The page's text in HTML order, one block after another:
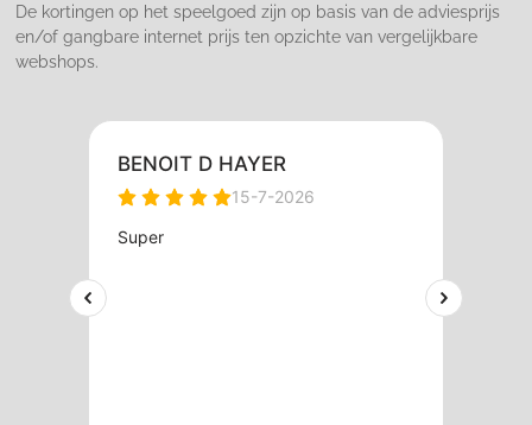
De kortingen op het speelgoed zijn op basis van de adviesprijs
en/of gangbare internet prijs ten opzichte van vergelijkbare
webshops.